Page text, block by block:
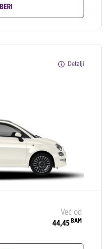
Detalji
Već od
44,45 BAM